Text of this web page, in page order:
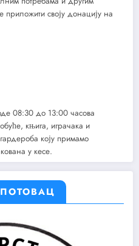
своју донацију на
08:30 до 13:00 часова
књига, играчака и
коју примамо
у кесе.